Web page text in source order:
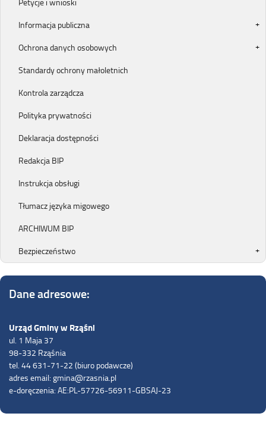
Informacja publiczna
Ochrona danych osobowych
Standardy ochrony małoletnich
Kontrola zarządcza
Polityka prywatności
Deklaracja dostępności
Redakcja BIP
Instrukcja obsługi
Tłumacz języka migowego
ARCHIWUM BIP
Bezpieczeństwo
Dane adresowe:
Urząd Gminy w Rząśni
ul. 1 Maja 37
98-332 Rząśnia
tel. 44 631-71-22 (biuro podawcze)
adres email: gmina@rzasnia.pl
e-doręczenia: AE:PL-57726-56911-GBSAJ-23